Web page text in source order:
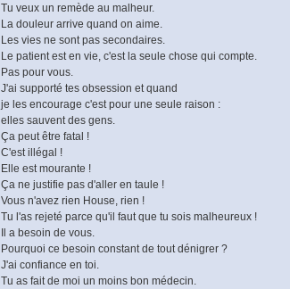
Tu veux un remède au malheur.
La douleur arrive quand on aime.
Les vies ne sont pas secondaires.
Le patient est en vie, c'est la seule chose qui compte.
Pas pour vous.
J'ai supporté tes obsession et quand
je les encourage c'est pour une seule raison :
elles sauvent des gens.
Ça peut être fatal !
C'est illégal !
Elle est mourante !
Ça ne justifie pas d'aller en taule !
Vous n'avez rien House, rien !
Tu l'as rejeté parce qu'il faut que tu sois malheureux !
Il a besoin de vous.
Pourquoi ce besoin constant de tout dénigrer ?
J'ai confiance en toi.
Tu as fait de moi un moins bon médecin.